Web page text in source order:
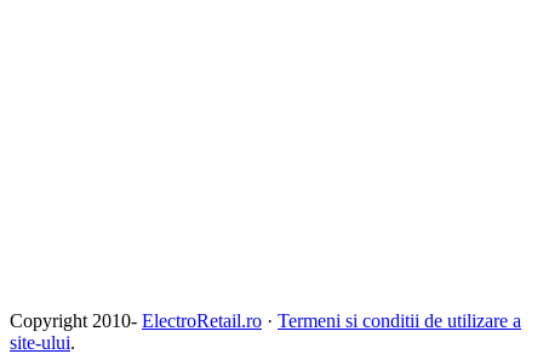
Copyright 2010- ElectroRetail.ro · Termeni si conditii de utilizare a
site-ului.